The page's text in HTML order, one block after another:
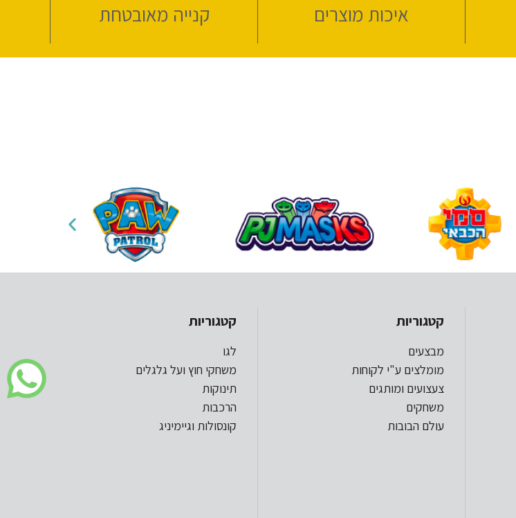
איכות מוצרים קנייה מאובטחת
קטגוריות
מבצעים
מומלצים ע"י לקוחות
צעצועים ומותגים
משחקים
עולם הבובות
קטגוריות
לגו
משחקי חוץ ועל גלגלים
תינוקות
הרכבות
קונסולות וגיימיניג